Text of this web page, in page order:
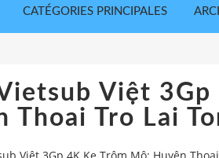
CATÉGORIES PRINCIPALES
Việt 3Gp
Thoai Tro Lai